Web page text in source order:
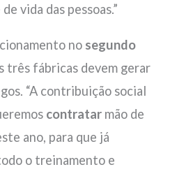
vida das pessoas.”
no segundo
três fábricas devem gerar
“A contribuição social
contratar mão de
ano, para que já
o treinamento e